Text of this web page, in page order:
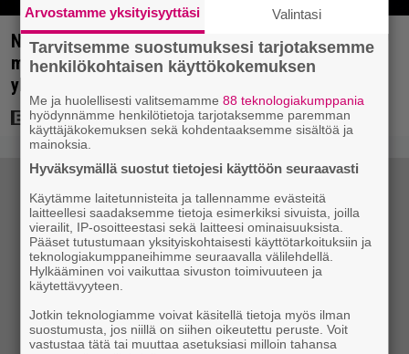
Nyt Netflixissä: Christopher Nolanin viiden tähden
mysteerileffa – ”Huikean hienosti kirjoitettu
yllätyskäänteiden sarja”
Arvostamme yksityisyyttäsi Valintasi
Tarvitsemme suostumuksesi tarjotaksemme
henkilökohtaisen käyttökokemuksen
Me ja huolellisesti valitsemamme88 teknologiakumppania
hyödynnämme henkilötietoja tarjotaksemme paremman
käyttäjäkokemuksen sekä kohdentaaksemme sisältöä ja
mainoksia.
Hyväksymällä suostut tietojesi käyttöön seuraavasti
Käytämme laitetunnisteita ja tallennamme evästeitä
laitteellesi saadaksemme tietoja esimerkiksi sivuista, joilla
vierailit, IP-osoitteestasi sekä laitteesi ominaisuuksista.
Pääset tutustumaan yksityiskohtaisesti käyttötarkoituksiin ja
teknologiakumppaneihimme seuraavalla välilehdellä.
Hylkääminen voi vaikuttaa sivuston toimivuuteen ja
käytettävyyteen.
Jotkin teknologiamme voivat käsitellä tietoja myös ilman
suostumusta, jos niillä on siihen oikeutettu peruste. Voit
vastustaa tätä tai muuttaa asetuksiasi milloin tahansa